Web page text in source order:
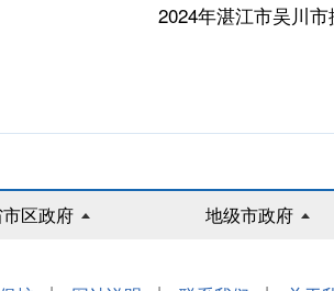
2024年湛江市吴川
区政府 地级市政府